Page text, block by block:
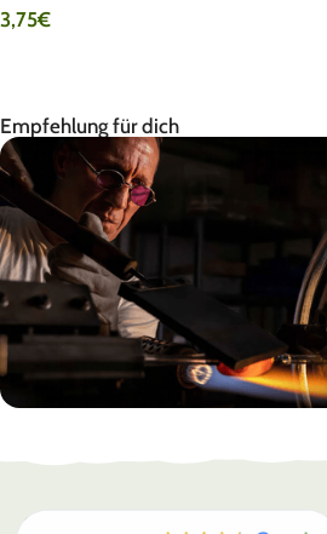
3,75€
Empfehlung für dich
EHLE